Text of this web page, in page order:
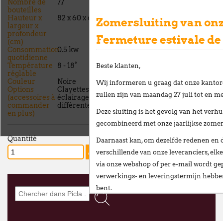
Nombre de
bouteilles
77
Hauteur x
largeur x
profondeur
(cm)
82 x 60 x 68
Consommation
quotidienne
0.5 kw
Température
réglable
8 - 18°
Couleur
Noire
Options
(accessoires à
commander
en plus)
Clayettes, porte vitrée,
éclairage LED, couleur
différente
Quantité
Zomersluiting van
Fermeture estivale
Beste klanten,
Wij informeren u graag dat onze
zullen zijn vanmaandag 27 juli tot en
Deze sluiting is het gevolg van het
gecombineerd met onzejaarlijkse
Daarnaast kan, om dezelfde redenen
verschillende van onze leveranciers,
via onze webshop of per e-mailwordt
verwerkings- en leveringstermijn
bent.
Wij stellen alles in het werk om deze